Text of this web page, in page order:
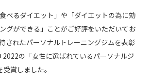
べるダイエット」や「ダイエットの為に効
グができる」ことがご好評をいただいてお
されたパーソナルトレーニングジムを表彰
の「女性に選ばれているパーソナルジ
賞しました。